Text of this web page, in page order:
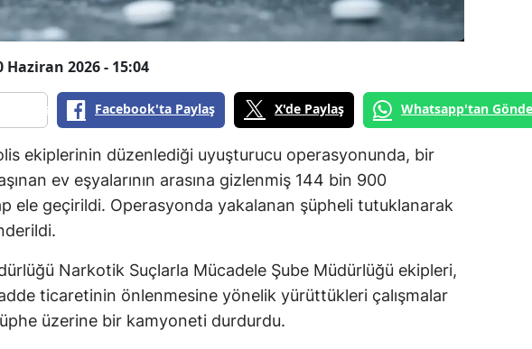
Haziran 2026 - 15:04
Facebook'ta Paylaş X'de Paylaş Whatsapp'tan
ekiplerinin düzenlediği uyuşturucu operasyonunda, bir
ev eşyalarının arasına gizlenmiş 144 bin 900
ele geçirildi. Operasyonda yakalanan şüpheli tutuklanarak
Narkotik Suçlarla Mücadele Şube Müdürlüğü ekipleri,
ticaretinin önlenmesine yönelik yürüttükleri çalışmalar
üzerine bir kamyoneti durdurdu.